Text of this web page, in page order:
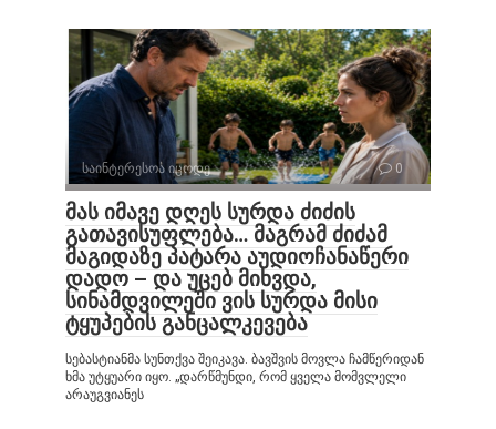
საინტერესოა იცოდე 0
მას იმავე დღეს სურდა ძიძის
გათავისუფლება… მაგრამ ძიძამ
მაგიდაზე პატარა აუდიოჩანაწერი
დადო – და უცებ მიხვდა,
სინამდვილეში ვის სურდა მისი
ტყუპების განცალკევება
სებასტიანმა სუნთქვა შეიკავა. ბავშვის მოვლა ჩამწერიდან
ხმა უტყუარი იყო. „დარწმუნდი, რომ ყველა მომვლელი
არაუგვიანეს